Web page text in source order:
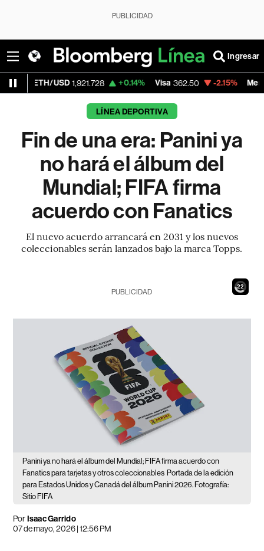
PUBLICIDAD
Ingresar
1,921.728 +0.14% Visa 362.50 -2.15% MercadoLibre
LÍNEA DEPORTIVA
Fin de una era: Panini ya
no hará el álbum del
Mundial; FIFA firma
acuerdo con Fanatics
El nuevo acuerdo arrancará en 2031 y los nuevos
coleccionables serán lanzados bajo la marca Topps.
20
PUBLICIDAD
Panini ya no hará el álbum del Mundial; FIFA firma acuerdo con
Fanatics para tarjetas y otros coleccionables Portada de la edición
para Estados Unidos y Canadá del álbum Panini 2026. Fotografía:
Sitio FIFA
PorIsaac Garrido
07 de mayo, 2026 | 12:56 PM